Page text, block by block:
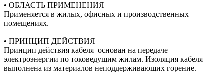
• ОБЛАСТЬ ПРИМЕНЕНИЯ
Применяется в жилых, офисных и производственных
помещениях.
• ПРИНЦИП ДЕЙСТВИЯ
Принцип действия кабеля основан на передаче
электроэнергии по токоведущим жилам. Изоляция кабеля
выполнена из материалов неподдерживающих горение.